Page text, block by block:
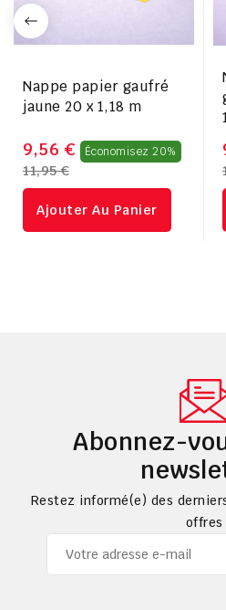
Nappe papier gaufré
jaune 20 x 1,18 m
9,56 € Économisez 20% Prix
​​
11,95 €
Ajouter Au Panier
Abonnez-
Restez informé(e) des
offres